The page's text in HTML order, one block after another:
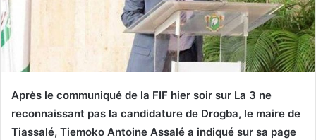
Après le communiqué de la FIF hier soir sur La 3 ne
reconnaissant pas la candidature de Drogba, le maire de
Tiassalé, Tiemoko Antoine Assalé a indiqué sur sa page